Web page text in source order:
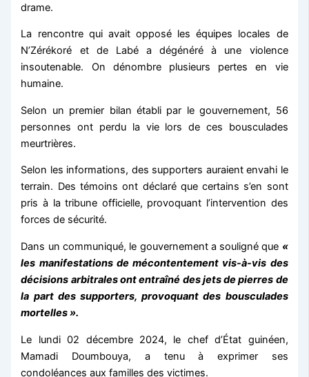
drame.
La rencontre qui avait opposé les équipes locales de
N’Zérékoré et de Labé a dégénéré à une violence
insoutenable. On dénombre plusieurs pertes en vie
humaine.
Selon un premier bilan établi par le gouvernement, 56
personnes ont perdu la vie lors de ces bousculades
meurtrières.
Selon les informations, des supporters auraient envahi le
terrain. Des témoins ont déclaré que certains s’en sont
pris à la tribune officielle, provoquant l’intervention des
forces de sécurité.
Dans un communiqué, le gouvernement a souligné que «
les manifestations de mécontentement vis-à-vis des
décisions arbitrales ont entraîné des jets de pierres de
la part des supporters, provoquant des bousculades
mortelles ».
Le lundi 02 décembre 2024, le chef d’État guinéen,
Mamadi Doumbouya, a tenu à exprimer ses
condoléances aux familles des victimes.